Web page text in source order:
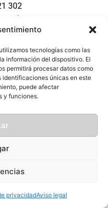
tecnologías como las
información del dispositivo. El
permitirá procesar datos como
identificaciones únicas en este
puede afectar
y funciones.
privacidadAviso legal
302